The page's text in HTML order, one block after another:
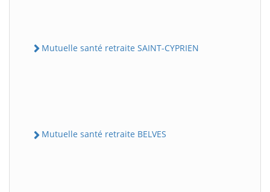
Mutuelle santé retraite SAINT-CYPRIEN
Mutuelle santé retraite BELVES